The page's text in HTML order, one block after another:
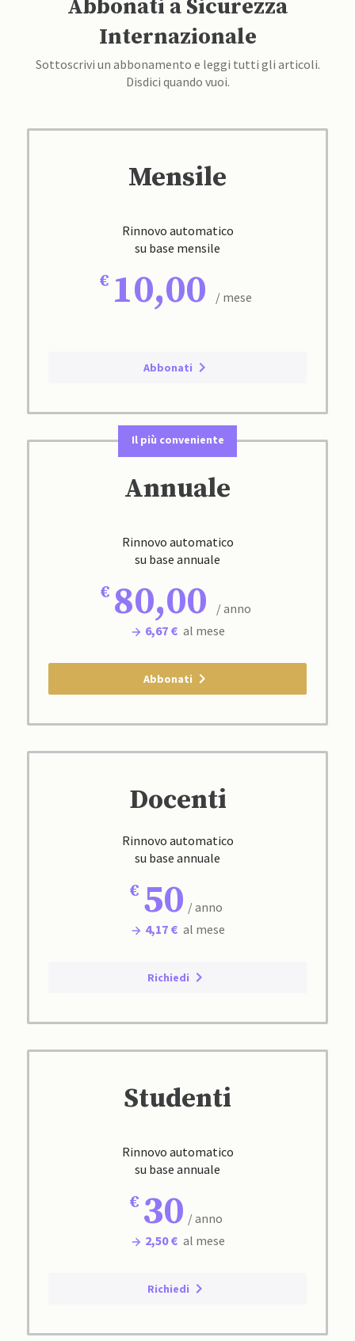
Abbonati a Sicurezza
Internazionale
Sottoscrivi un abbonamento e leggi tutti gli articoli.
Disdici quando vuoi.
Mensile
Rinnovo automatico
su base mensile
10,00 / mese
Abbonati
Il più conveniente
Annuale
Rinnovo automatico
su base annuale
80,00
/ anno
6,67 € al mese
Abbonati
Docenti
Rinnovo automatico
su base annuale
50 / anno
4,17 € al mese
Richiedi
Studenti
Rinnovo automatico
su base annuale
30 / anno
2,50 € al mese
Richiedi